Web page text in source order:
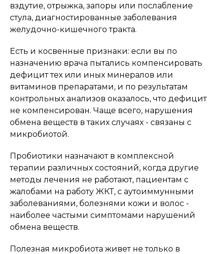
вздутие, отрыжка, запоры или послабление
стула, диагностированные заболевания
желудочно-кишечного тракта.
Есть и косвенные признаки: если вы по
назначению врача пытались компенсировать
дефицит тех или иных минералов или
витаминов препаратами, и по результатам
контрольных анализов оказалось, что дефицит
не компенсирован. Чаще всего, нарушения
обмена веществ в таких случаях - связаны с
микробиотой.
Пробиотики назначают в комплексной
терапии различных состояний, когда другие
методы лечения не работают, пациентам с
жалобами на работу ЖКТ, с аутоиммунными
заболеваниями, болезнями кожи и волос -
наиболее частыми симптомами нарушений
обмена веществ.
Полезная микробиота живет не только в